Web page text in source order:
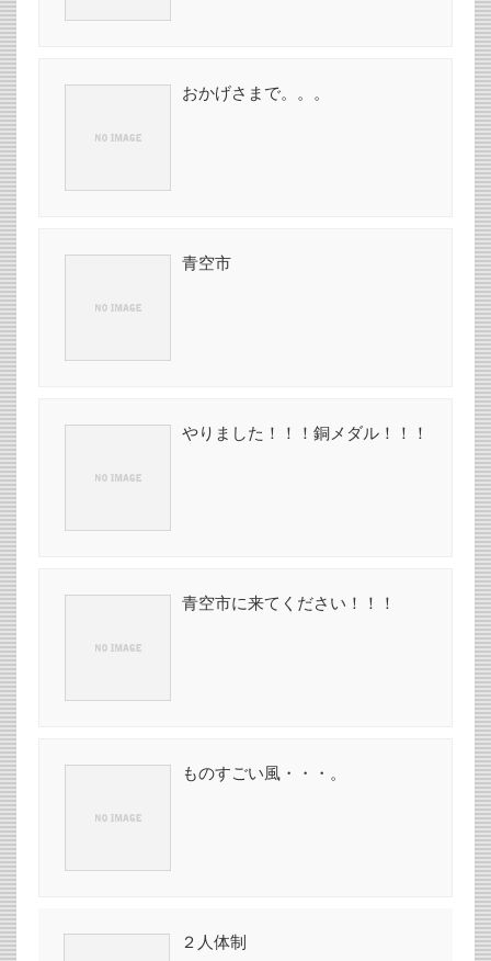
おかげさまで。。。
青空市
やりました！！！銅メダル！！！
青空市に来てください！！！
ものすごい風・・・。
２人体制